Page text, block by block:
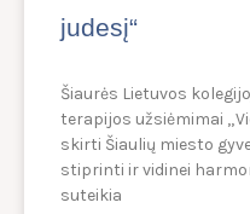
judesį“
Šiaurės Lietuvos
terapijos užsiėmimai
skirti Šiaulių miesto
stiprinti ir vidinei
suteikia